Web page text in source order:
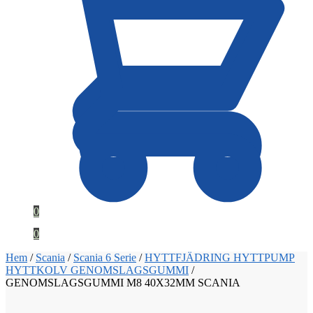
0
0
Hem / Scania / Scania 6 Serie /HYTTFJÄDRING HYTTPUMP
HYTTKOLV GENOMSLAGSGUMMI /
GENOMSLAGSGUMMI M8 40X32MM SCANIA